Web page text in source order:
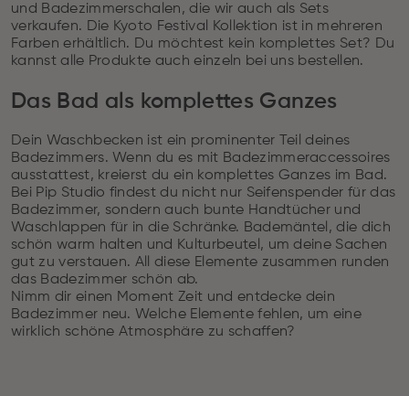
und Badezimmerschalen, die wir auch als Sets
verkaufen. Die Kyoto Festival Kollektion ist in mehreren
Farben erhältlich. Du möchtest kein komplettes Set? Du
kannst alle Produkte auch einzeln bei uns bestellen.
Das Bad als komplettes Ganzes
Dein Waschbecken ist ein prominenter Teil deines
Badezimmers. Wenn du es mit Badezimmeraccessoires
ausstattest, kreierst du ein komplettes Ganzes im Bad.
Bei Pip Studio findest du nicht nur Seifenspender für das
Badezimmer, sondern auch bunte Handtücher und
Waschlappen für in die Schränke. Bademäntel, die dich
schön warm halten und Kulturbeutel, um deine Sachen
gut zu verstauen. All diese Elemente zusammen runden
das Badezimmer schön ab.
Nimm dir einen Moment Zeit und entdecke dein
Badezimmer neu. Welche Elemente fehlen, um eine
wirklich schöne Atmosphäre zu schaffen?